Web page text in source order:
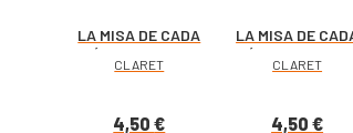
LA MISA DE CADA
DÍA. DICIEMBRE
2026
CLARET
4,50€
LA MISA DE
DÍA. NOVIEMBRE
2026
CLARET
4,50€